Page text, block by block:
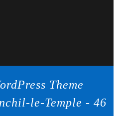
Theme
le-Temple - 46